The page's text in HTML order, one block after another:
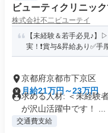
ビューティクリニッ
株式会社不二ビユーテイ
【未経験＆若手必見♪】
実！❗️賞与&昇給あり✅手
京都府京都市下京区
月給21万円～23万円
求める人材: ＜未経験
が沢山活躍中です！ ...
交通費支給